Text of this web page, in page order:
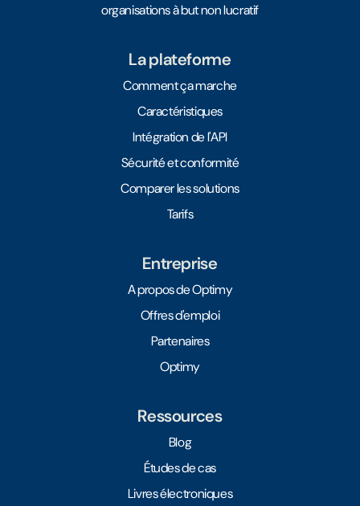
organisations à but non lucratif
La plateforme
Comment ça marche
Caractéristiques
Intégration de l'API
Sécurité et conformité
Comparer les solutions
Tarifs
Entreprise
A propos de Optimy
Offres d'emploi
Partenaires
Optimy
Ressources
Blog
Études de cas
Livres électroniques